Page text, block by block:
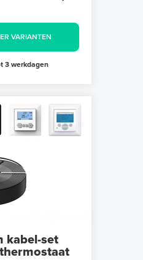
VARIANTEN
3 werkdagen
kabel-set